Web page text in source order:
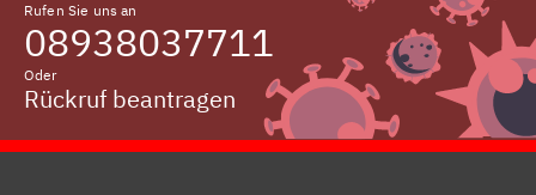
Rufen Sie uns an
08938037711
Oder
Rückruf beantragen